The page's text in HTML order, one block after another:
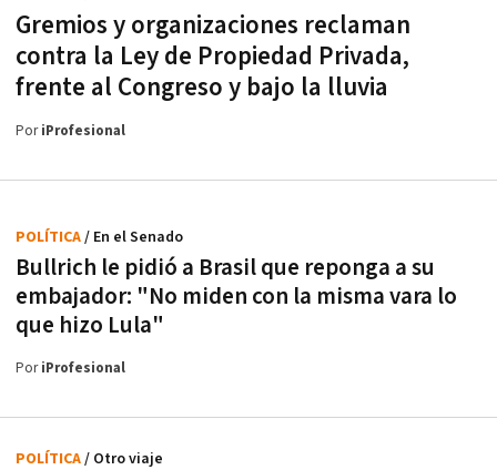
Gremios y organizaciones reclaman
contra la Ley de Propiedad Privada,
frente al Congreso y bajo la lluvia
PoriProfesional
Bullrich le pidió a Brasil que reponga a su
embajador: "No miden con la misma vara lo
que hizo Lula"
POLÍTICA/ En el Senado
PoriProfesional
POLÍTICA/ Otro viaje